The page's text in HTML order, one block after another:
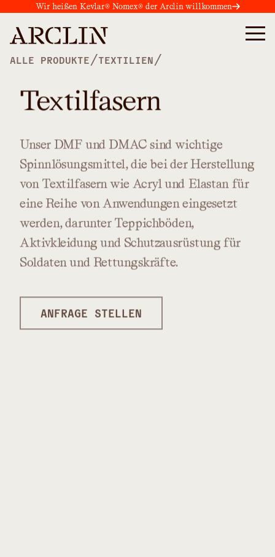
Wir heißen Kevlar® Nomex® der Arclin willkommen
ALLE PRODUKTE /TEXTILIEN /
Textilfasern
Unser DMF und DMAC sind wichtige
Spinnlösungsmittel, die bei der Herstellung
von Textilfasern wie Acryl und Elastan für
eine Reihe von Anwendungen eingesetzt
werden, darunter Teppichböden,
Aktivkleidung und Schutzausrüstung für
Soldaten und Rettungskräfte.
ANFRAGE STELLEN